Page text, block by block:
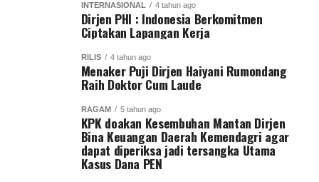
INTERNASIONAL 4 tahun ago
Dirjen PHI : Indonesia Berkomitmen
Ciptakan Lapangan Kerja
RILIS 4 tahun ago
Menaker Puji Dirjen Haiyani Rumondang
Raih Doktor Cum Laude
RAGAM 5 tahun ago
KPK doakan Kesembuhan Mantan Dirjen
Bina Keuangan Daerah Kemendagri agar
dapat diperiksa jadi tersangka Utama
Kasus Dana PEN